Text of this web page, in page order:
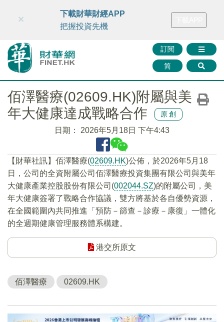
財華智庫網 FINTV FINMETA 財華證券 媒體矩陣
訂閱
简
×
下載財華財經APP
把握投資先機
佰澤醫療(02609.HK)附屬與美
年大健康達成戰略合作
原創
日期： 2026年5月18日 下午4:43
​【財華社訊】佰澤醫療(02609.HK)公佈，於2026年5月18
日，公司的全資附屬公司佰澤醫療投資集團有限公司與美年
大健康產業控股股份有限公司(002044.SZ)的附屬公司，美
年大健康簽署了戰略合作協議，雙方將基於各自優勢資源，
在全國範圍內共同推進「預防－篩查－診療－康復」一體化
的全週期健康管理服務體系構建。
港交所原文
佰澤醫療 02609.HK